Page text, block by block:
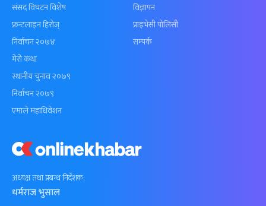
अध्यक्ष तथा प्रबन्ध निर्देशक:
धर्मराज भुसाल
संसद विघटन विशेष
फ्रन्टलाइन हिरोज्
निर्वाचन २०७४
मेरो कथा
स्थानीय चुनाव २०७९
निर्वाचन २०७९
एमाले महाधिवेशन
विज्ञापन
प्राइभेसी पोलिसी
सम्पर्क